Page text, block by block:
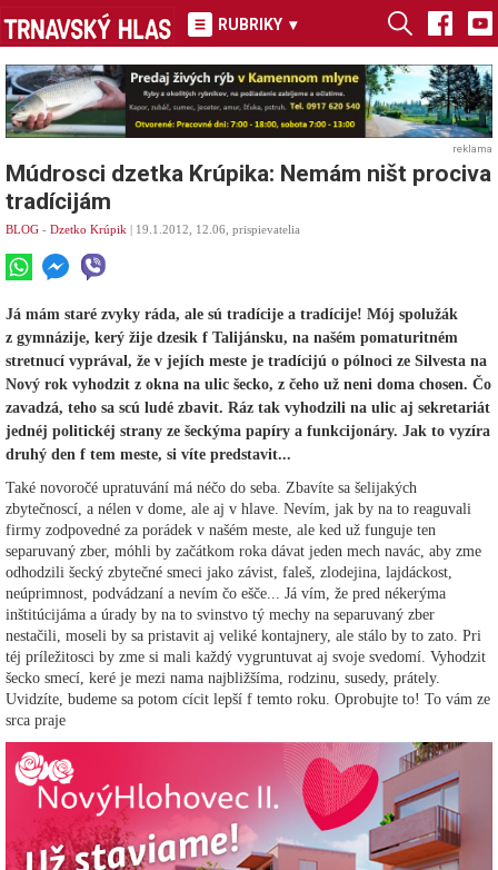
RUBRIKY ▾
reklama
Múdrosci dzetka Krúpika: Nemám ništ prociva
tradícijám
BLOG - Dzetko Krúpik | 19.1.2012, 12.06, prispievatelia
Já mám staré zvyky ráda, ale sú tradícije a tradícije! Mój spolužák
z gymnázije, kerý žije dzesik f Talijánsku, na našém pomaturitném
stretnucí vyprával, že v jejích meste je tradícijú o pólnoci ze Silvesta na
Nový rok vyhodzit z okna na ulic šecko, z čeho už neni doma chosen. Čo
zavadzá, teho sa scú ludé zbavit. Ráz tak vyhodzili na ulic aj sekretariát
jednéj politickéj strany ze šeckýma papíry a funkcijonáry. Jak to vyzíra
druhý den f tem meste, si víte predstavit...
Také novoročé upratuvání má néčo do seba. Zbavíte sa šelijakých
zbytečnoscí, a nélen v dome, ale aj v hlave. Nevím, jak by na to reaguvali
firmy zodpovedné za porádek v našém meste, ale ked už funguje ten
separuvaný zber, móhli by začátkom roka dávat jeden mech navác, aby zme
odhodzili šecký zbytečné smeci jako závist, faleš, zlodejina, lajdáckost,
neúprimnost, podvádzaní a nevím čo ešče... Já vím, že pred nékerýma
inštitúcijáma a úrady by na to svinstvo tý mechy na separuvaný zber
nestačili, moseli by sa pristavit aj veliké kontajnery, ale stálo by to zato. Pri
téj príležitosci by zme si mali každý vygruntuvat aj svoje svedomí. Vyhodzit
šecko smecí, keré je mezi nama najbližšíma, rodzinu, susedy, prátely.
Uvidzíte, budeme sa potom cícit lepší f temto roku. Oprobujte to! To vám ze
srca praje